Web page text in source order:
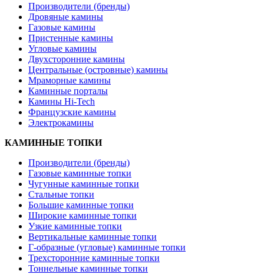
Производители (бренды)
Дровяные камины
Газовые камины
Пристенные камины
Угловые камины
Двухсторонние камины
Центральные (островные) камины
Мраморные камины
Каминные порталы
Камины Hi-Tech
Французские камины
Электрокамины
КАМИННЫЕ ТОПКИ
Производители (бренды)
Газовые каминные топки
Чугунные каминные топки
Стальные топки
Большие каминные топки
Широкие каминные топки
Узкие каминные топки
Вертикальные каминные топки
Г-образные (угловые) каминные топки
Трехсторонние каминные топки
Тоннельные каминные топки